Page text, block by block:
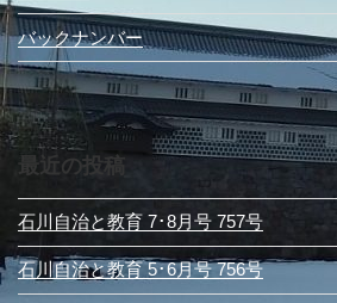
バックナンバー
最近の投稿
石川自治と教育 7･8月号 757号
石川自治と教育 5･6月号 756号